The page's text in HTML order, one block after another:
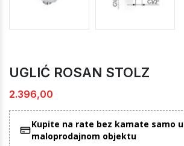
UGLIĆ ROSAN STOLZ
2.396,00
Kupite na rate bez kamate samo u
maloprodajnom objektu